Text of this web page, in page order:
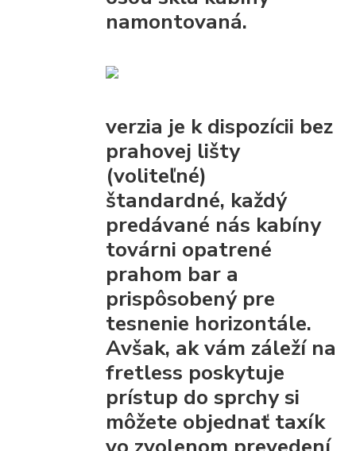
namontovaná.
verzia je k dispozícii bez
prahovej lišty
(voliteľné)
štandardné, každý
predávané nás kabíny
továrni opatrené
prahom bar a
prispôsobený pre
tesnenie horizontále.
Avšak, ak vám záleží na
fretless poskytuje
prístup do sprchysi
môžete objednať taxík